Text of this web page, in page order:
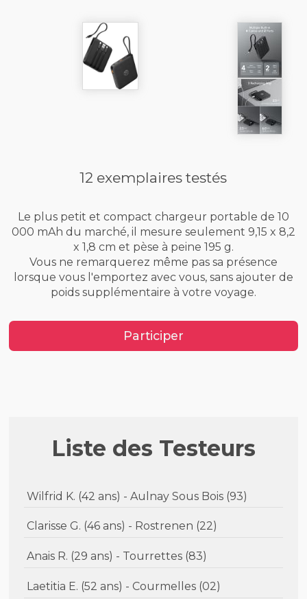
12 exemplaires testés
Le plus petit et compact chargeur portable de 10
000 mAh du marché, il mesure seulement 9,15 x 8,2
x 1,8 cm et pèse à peine 195 g.
Vous ne remarquerez même pas sa présence
lorsque vous l'emportez avec vous, sans ajouter de
poids supplémentaire à votre voyage.
Participer
Liste des Testeurs
Wilfrid K. (42 ans) - Aulnay Sous Bois (93)
Clarisse G. (46 ans) - Rostrenen (22)
Anais R. (29 ans) - Tourrettes (83)
Laetitia E. (52 ans) - Courmelles (02)